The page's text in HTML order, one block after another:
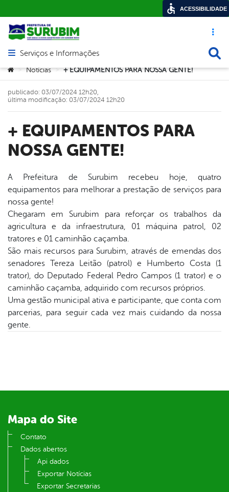
Acesso
Abrir menu principal de navegação
Serviços e Informações
Você está aqui:
> Notícias > + EQUIPAMENTOS PARA NOSSA GENTE!
+ EQUIPAMENTOS PARA
NOSSA GENTE!
publicado: 03/07/2024 12h20,
última modificação: 03/07/2024 12h20
A Prefeitura de Surubim recebeu hoje, quatro
equipamentos para melhorar a prestação de serviços para
nossa gente!
Chegaram em Surubim para reforçar os trabalhos da
agricultura e da infraestrutura, 01 máquina patrol, 02
tratores e 01 caminhão caçamba.
São mais recursos para Surubim, através de emendas dos
senadores Tereza Leitão (patrol) e Humberto Costa (1
trator), do Deputado Federal Pedro Campos (1 trator) e o
caminhão caçamba, adquirido com recursos próprios.
Uma gestão municipal ativa e participante, que conta com
parcerias, para seguir cada vez mais cuidando da nossa
gente.
Mapa do Site
Contato
Dados abertos
Api dados
Exportar Notícias
Exportar Secretarias
ACESSIBILIDADE